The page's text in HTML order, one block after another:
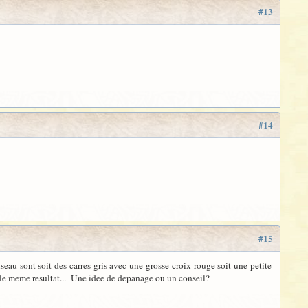
#13
#14
#15
sont soit des carres gris avec une grosse croix rouge soit une petite
meme resultat... Une idee de depanage ou un conseil?